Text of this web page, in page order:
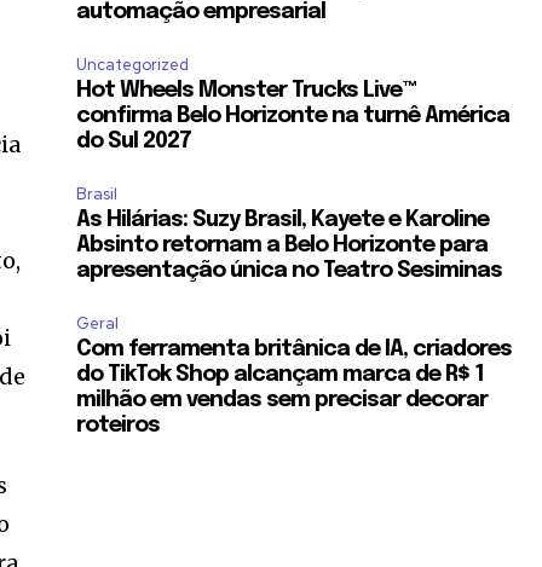
automação empresarial
Uncategorized
Hot Wheels Monster Trucks Live™
confirma Belo Horizonte na turnê América
do Sul 2027
Brasil
As Hilárias: Suzy Brasil, Kayete e Karoline
Absinto retornam a Belo Horizonte para
apresentação única no Teatro Sesiminas
Geral
Com ferramenta britânica de IA, criadores
do TikTok Shop alcançam marca de R$ 1
milhão em vendas sem precisar decorar
roteiros